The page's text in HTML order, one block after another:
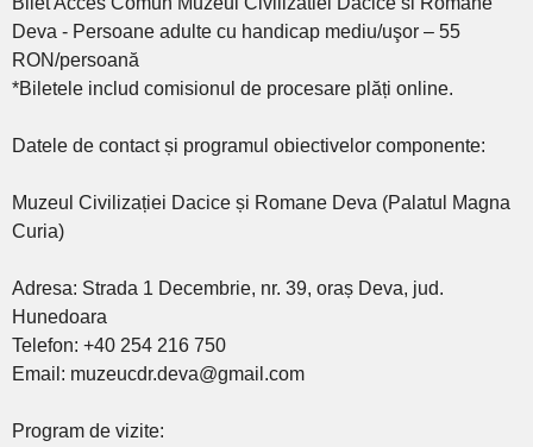
Deva - Persoane adulte cu handicap mediu/uşor – 55
RON/persoană
*Biletele includ comisionul de procesare plăți online.
Datele de contact și programul obiectivelor componente:
Muzeul Civilizației Dacice și Romane Deva (Palatul Magna
Curia)
Adresa: Strada 1 Decembrie, nr. 39, oraș Deva, jud.
Hunedoara
Telefon: +40 254 216 750
Email: muzeucdr.deva@gmail.com
Program de vizite: